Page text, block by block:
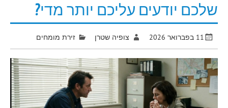
שלכם יודעים עליכם יותר מדי?
11 בפברואר 2026 צופיה שטרן זירת מומחים